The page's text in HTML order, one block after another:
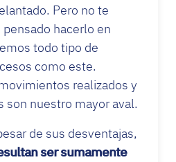
Pero no te
hacerlo en
todo tipo de
como este.
realizados y
son nuestro mayor aval.
de sus desventajas,
ser sumamente